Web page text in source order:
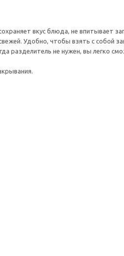
вкус блюда, не впитывает
Удобно, чтобы взять с собой
разделитель не нужен, вы легко